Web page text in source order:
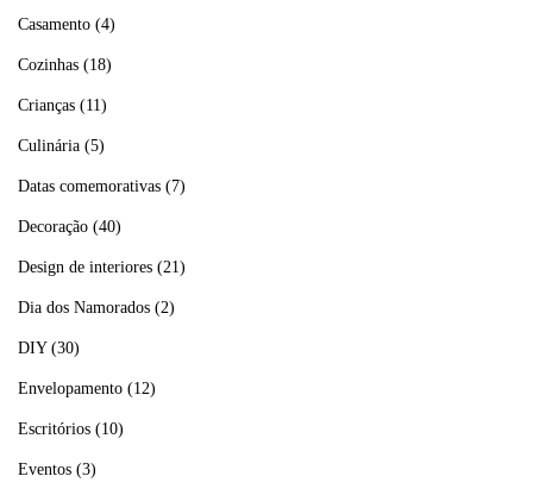
Casamento (4)
Cozinhas (18)
Crianças (11)
Culinária (5)
Datas comemorativas (7)
Decoração (40)
Design de interiores (21)
Dia dos Namorados (2)
DIY(30)
Envelopamento (12)
Escritórios (10)
Eventos (3)